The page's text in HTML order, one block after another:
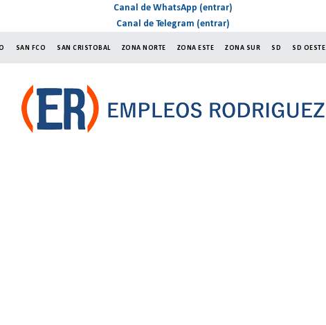
Canal de WhatsApp (entrar)
Canal de Telegram (entrar)
SAN FCO SAN CRISTOBAL ZONA NORTE ZONA ESTE ZONA SUR SD SD OESTE